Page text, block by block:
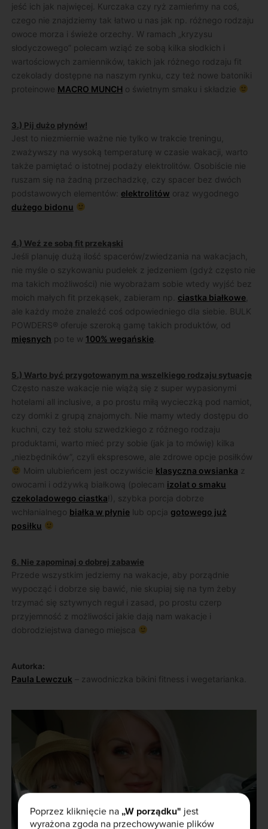
jeść ich jak najwięcej. Kurczaka czy ryż zamieńmy na coś,
czego nie znajdziemy tak łatwo u nas jak np. różnego rodzaju
owoce morza i świeże orzechy. W ramach „kryzysu
słodyczowego” polecam wziąć ze sobą kilka słodkich i
wartościowych zamienników, takich jak różnego rodzaju fit
czekolady dostępne na naszym rynku, czy też nowe batoniki
proteinowe MACRO MUNCH o świetnym smaku i składzie
3.) Pij dużo płynów!
Jest to niezmiernie ważne nie tylko w trakcie treningu,
zważywszy na wysoką temperaturę w czasie wakacji, warto
także pamiętać o istotnej podaży elektrolitów. Osobiście nie
ruszam się na żadną przechadzkę, czy spacer bez dwóch
podstawowych elementów: elektrolitów oraz wygodnego
dużego bidonu
4.) Weź ze sobą fit przekąski
Jeśli planuję dużą ilość spacerów/zwiedzania na wakacjach,
nie myśle o szykowaniu pudełek z jedzeniem (gdyż często nie
ma takich możliwości) nie wyobrażam sobie wtedy wyjść bez
moich małych fit przekąsek, zabieram np. ciastka białkowe,
ale każdy może znaleźć coś odpowiedniego dla siebie. BULK
POWDERS® oferuje szeroką gamę takich produktów, od
mięsnych po te w 100% wegańskie.
5.) Warto być przygotowanym na wszelkiego rodzaju sytuacje
Często nasze wakacje nie wiążą się z super wypasionymi
hotelami all inclusive, a po prostu miłą wycieczką pod namiot,
czy domki z grupą znajomych. Nie mamy wtedy dostępu do
kuchni, czy też stołu szwedzkiego z różnego rodzaju
produktami, warto mieć przy sobie (jak ja to mówię) kilka
„niezbędników”, czyli ekspresowe, ale zdrowe opcje posiłków
Moim ulubieńcem jest oczywiście klasyczna owsianka z
owocami i odżywką białkową (polecam izolat o smaku
czekoladowego ciastka !), szybka porcja dobrze
wchłanialnego białka w płynielub opcja gotowego już
posiłku
6. Nie zapominaj o dobrej zabawie
Przede wszystkim jedziemy na wakacje, aby porządnie
wypocząć i dobrze się bawić, nie skupiaj się na tym żeby
trzymać się sztywnych reguł i zasad, po prostu czerp
przyjemność z możliwości jakie dają nam wakacje i
dobrodziejstwa danego miejsca
Autorka:
Paula Lewczuk – zawodniczka bikini fitness i wegetarianka.
Poprzez kliknięcie na „W porządku" jest
wyrażona zgoda na przechowywanie plików